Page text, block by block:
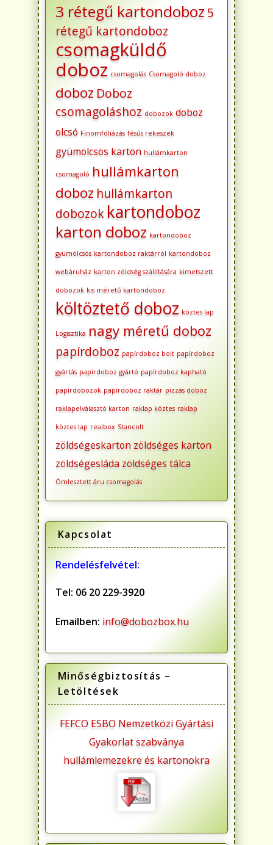
3 rétegű kartondoboz 5
rétegű kartondoboz
csomagküldő
doboz csomagolás Csomagoló doboz
doboz Doboz
csomagoláshoz dobozok doboz
olcsó Finomfóliázás fésűs rekeszek
gyümölcsös karton hullámkarton
csomagoló hullámkarton
doboz hullámkarton
dobozok kartondoboz
karton doboz kartondoboz
gyümölcsös kartondoboz raktárról kartondoboz
webáruház karton zöldség szállítására kimetszett
dobozok kis méretű kartondoboz
költöztető doboz köztes lap
Logisztika nagy méretű doboz
papírdoboz papírdoboz bolt papírdoboz
gyártás papírdoboz gyártó papírdoboz kapható
papírdobozok papírdoboz raktár pizzás doboz
raklapelválasztó karton raklap köztes raklap
köztes lap realbox Stancolt
zöldségeskarton zöldséges karton
zöldségesláda zöldséges tálca
Ömlesztett áru csomagolás
Kapcsolat
Rendelésfelvétel:
Tel: 06 20 229-3920
Emailben: info@dobozbox.hu
Minőségbiztosítás –
Letöltések
FEFCO ESBO Nemzetközi Gyártási
Gyakorlat szabványa
hullámlemezekre és kartonokra